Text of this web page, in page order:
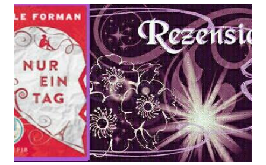
Bücher, die von Asaviel's Bücher-Allerlei ins Leben gerufen
wurde. Die Aktion findet wöchentlich immer Dienstags bei
Steffi & Nadja von Schlunzen-Bücher statt. Teilnehmen darf
jeder wann immer er Lust und Zeit dazu hat. Die Fragen dürfen
auch nach Dienstag noch beantwortet werden. Bitte benutzt
bei einer Teilnahme das Gemeinsam-Lesen Logo!